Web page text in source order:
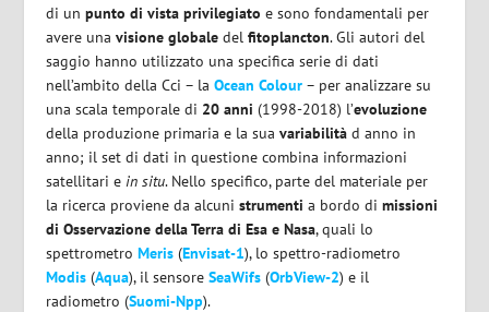
di unpunto di vista privilegiato e sono fondamentali per
avere unavisione globale delfitoplancton. Gli autori del
saggio hanno utilizzato una specifica serie di dati
nell’ambito della Cci – la Ocean Colour – per analizzare su
una scala temporale di 20 anni (1998-2018) l’evoluzione
della produzione primaria e la suavariabilità d anno in
anno; il set di dati in questione combina informazioni
satellitari ein situ. Nello specifico, parte del materiale per
la ricerca proviene da alcunistrumenti a bordo di missioni
di Osservazione della Terra di Esa e Nasa, quali lo
spettrometroMeris (Envisat-1), lo spettro-radiometro
Modis (Aqua), il sensoreSeaWifs (OrbView-2) e il
radiometro (Suomi-Npp).